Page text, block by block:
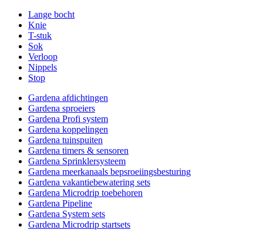
Lange bocht
Knie
T-stuk
Sok
Verloop
Nippels
Stop
Gardena afdichtingen
Gardena sproeiers
Gardena Profi system
Gardena koppelingen
Gardena tuinspuiten
Gardena timers & sensoren
Gardena Sprinklersysteem
Gardena meerkanaals bepsroeiingsbesturing
Gardena vakantiebewatering sets
Gardena Microdrip toebehoren
Gardena Pipeline
Gardena System sets
Gardena Microdrip startsets